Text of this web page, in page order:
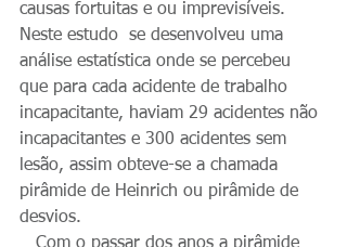
causas fortuitas e ou imprevisíveis.
Neste estudo  se desenvolveu uma
análise estatística onde se percebeu
que para cada acidente de trabalho
incapacitante, haviam 29 acidentes não
incapacitantes e 300 acidentes sem
lesão, assim obteve-se a chamada
pirâmide de Heinrich ou pirâmide de
desvios.